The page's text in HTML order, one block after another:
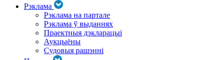
Рэклама
Рэклама на партале
Рэклама ў выданнях
Праектныя дэкларацыі
Аукцыёны
Судовыя рашэнні